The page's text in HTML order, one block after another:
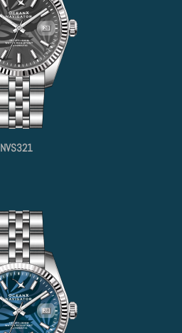
NVS321